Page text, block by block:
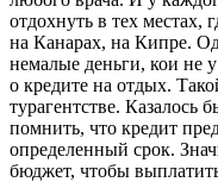
отдохнуть в тех местах,
на Канарах, на Кипре.
немалые деньги, кои не
о кредите на отдых.
турагентстве. Казалось
помнить, что кредит
определенный срок.
бюджет, чтобы